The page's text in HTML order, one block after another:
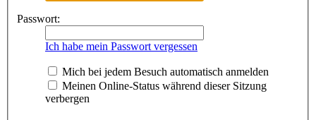
Passwort:
Ich habe mein Passwort vergessen
Mich bei jedem Besuch automatisch anmelden
Meinen Online-Status während dieser Sitzung
verbergen